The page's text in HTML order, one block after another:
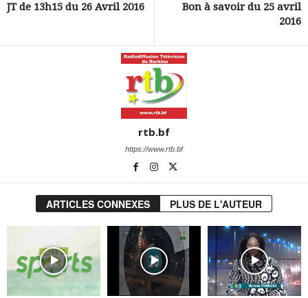
JT de 13h15 du 26 Avril 2016
Bon à savoir du 25 avril
2016
rtb.bf
https://www.rtb.bf
ARTICLES CONNEXES PLUS DE L'AUTEUR